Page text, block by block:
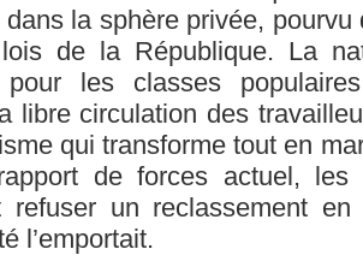
la sphère privée, pourvu
de la République. La
pour les classes
libre circulation des
qui transforme tout en
de forces actuel, les
refuser un reclassement
l’emportait.